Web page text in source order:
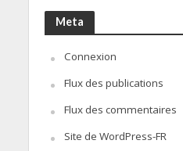
Meta
Connexion
Flux des publications
Flux des commentaires
Site de WordPress-FR